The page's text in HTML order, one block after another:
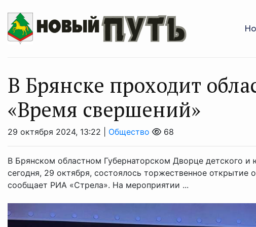
В Брянске проходит
«Время свершений»
29 октября 2024, 13:22 | Общество 68
В Брянском областном Губернаторском Дворце детского
сегодня, 29 октября, состоялось торжественное
сообщает РИА «Стрела». На мероприятии ...